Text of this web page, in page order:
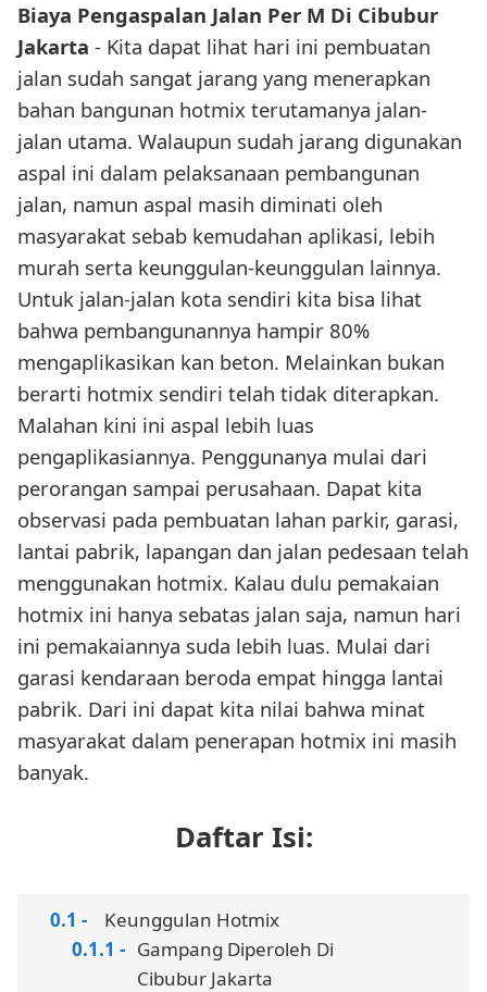
Biaya Pengaspalan Jalan Per M Di Cibubur
Jakarta - Kita dapat lihat hari ini pembuatan
jalan sudah sangat jarang yang menerapkan
bahan bangunan hotmix terutamanya jalan-
jalan utama. Walaupun sudah jarang digunakan
aspal ini dalam pelaksanaan pembangunan
jalan, namun aspal masih diminati oleh
masyarakat sebab kemudahan aplikasi, lebih
murah serta keunggulan-keunggulan lainnya.
Untuk jalan-jalan kota sendiri kita bisa lihat
bahwa pembangunannya hampir 80%
mengaplikasikan kan beton. Melainkan bukan
berarti hotmix sendiri telah tidak diterapkan.
Malahan kini ini aspal lebih luas
pengaplikasiannya. Penggunanya mulai dari
perorangan sampai perusahaan. Dapat kita
observasi pada pembuatan lahan parkir, garasi,
lantai pabrik, lapangan dan jalan pedesaan telah
menggunakan hotmix. Kalau dulu pemakaian
hotmix ini hanya sebatas jalan saja, namun hari
ini pemakaiannya suda lebih luas. Mulai dari
garasi kendaraan beroda empat hingga lantai
pabrik. Dari ini dapat kita nilai bahwa minat
masyarakat dalam penerapan hotmix ini masih
banyak.
Daftar Isi:
Keunggulan Hotmix
Gampang Diperoleh Di
Cibubur Jakarta